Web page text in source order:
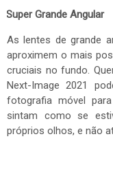
Super Grande Angular
As lentes de grande
aproximem o mais
cruciais no fundo.
Next-Image 2021
fotografia móvel
sintam como se
próprios olhos, e não